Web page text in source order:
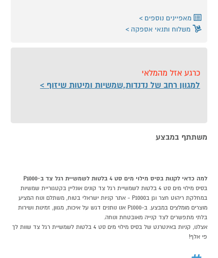
מאפיינים נוספים
משלוח ותנאי אספקה
כרגע אזל מהמלאי
למגוון רחב של נדנדות,שמשיות ומיטות שיזוף
משתתף במבצע
למה כדאי לקנות בסיס מילוי מים סט 4 בלטות לשמשיית רגל צד ב-P1000
בסיס מילוי מים סט 4 בלטות לשמשיית רגל צד קונים אונליין בקטגוריית שמשיות
במחלקת ריהוט חצר וגן בP1000 - אתר קניות ישראלי בטוח, משתלם ונוח המציע
מוצרים מומלצים במבצע. ב-P1000 אנו נותנים דגש על איכות, מגוון, זמינות ושירות
בלתי מתפשרים לצד קנייה מאובטחת ונוחה.
אצלנו, קניות באינטרנט של בסיס מילוי מים סט 4 בלטות לשמשיית רגל צד שוות לך
פי אלף!